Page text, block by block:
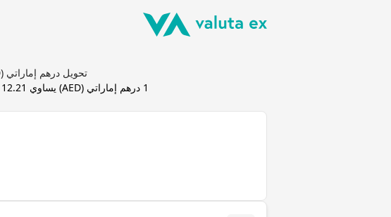
تحويل درهم إماراتي (AED) إلى هريفنيا أوكراني (UAH) مع محول العملات Valuta EX
1 درهم إماراتي (
AED) يساوي 12.21